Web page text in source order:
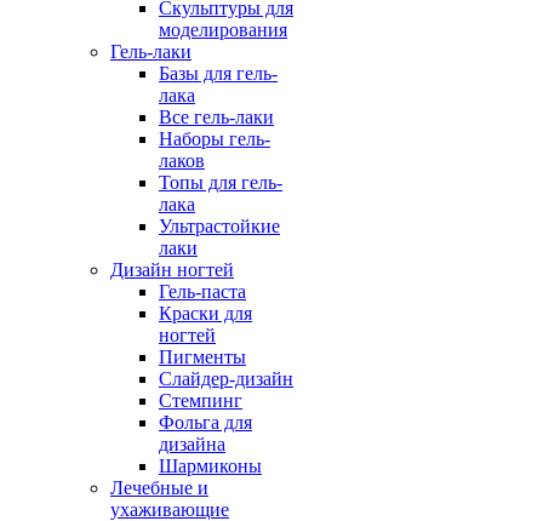
Скульптуры для
моделирования
Гель-лаки
Базы для гель-
лака
Все гель-лаки
Наборы гель-
лаков
Топы для гель-
лака
Ультрастойкие
лаки
Дизайн ногтей
Гель-паста
Краски для
ногтей
Пигменты
Слайдер-дизайн
Стемпинг
Фольга для
дизайна
Шармиконы
Лечебные и
ухаживающие